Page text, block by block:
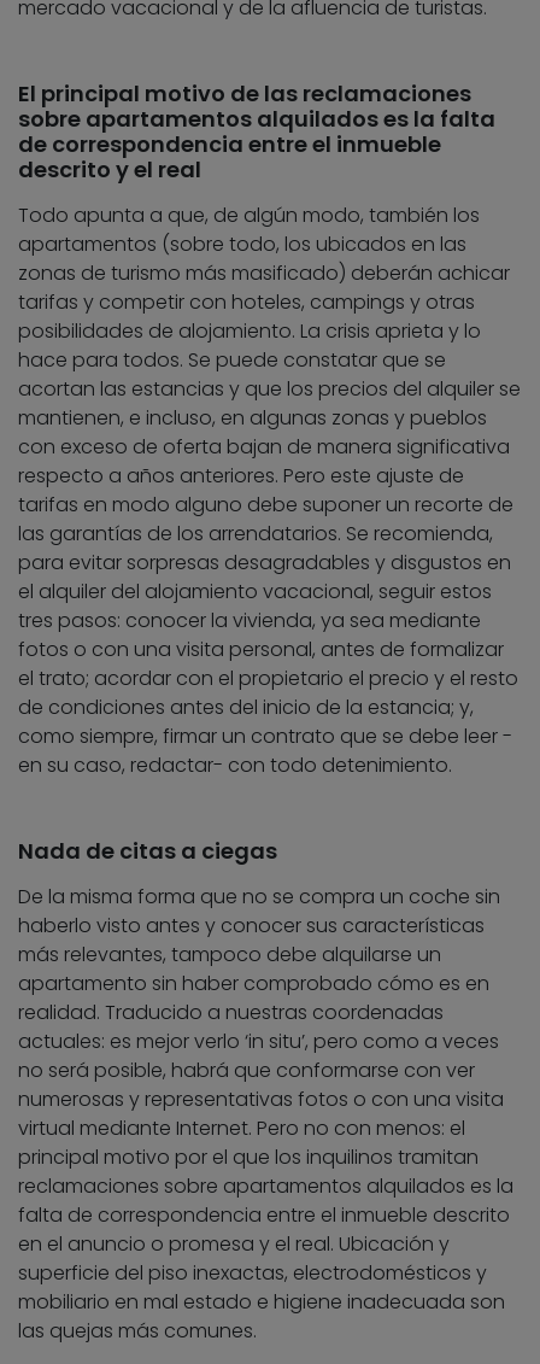
mercado vacacional y de la afluencia de turistas.
El principal motivo de las reclamaciones
sobre apartamentos alquilados es la falta
de correspondencia entre el inmueble
descrito y el real
Todo apunta a que, de algún modo, también los
apartamentos (sobre todo, los ubicados en las
zonas de turismo más masificado) deberán achicar
tarifas y competir con hoteles, campings y otras
posibilidades de alojamiento. La crisis aprieta y lo
hace para todos. Se puede constatar que se
acortan las estancias y que los precios del alquiler se
mantienen, e incluso, en algunas zonas y pueblos
con exceso de oferta bajan de manera significativa
respecto a años anteriores. Pero este ajuste de
tarifas en modo alguno debe suponer un recorte de
las garantías de los arrendatarios. Se recomienda,
para evitar sorpresas desagradables y disgustos en
el alquiler del alojamiento vacacional, seguir estos
tres pasos: conocer la vivienda, ya sea mediante
fotos o con una visita personal, antes de formalizar
el trato; acordar con el propietario el precio y el resto
de condiciones antes del inicio de la estancia; y,
como siempre, firmar un contrato que se debe leer -
en su caso, redactar- con todo detenimiento.
Nada de citas a ciegas
De la misma forma que no se compra un coche sin
haberlo visto antes y conocer sus características
más relevantes, tampoco debe alquilarse un
apartamento sin haber comprobado cómo es en
realidad. Traducido a nuestras coordenadas
actuales: es mejor verlo ‘in situ’, pero como a veces
no será posible, habrá que conformarse con ver
numerosas y representativas fotos o con una visita
virtual mediante Internet. Pero no con menos: el
principal motivo por el que los inquilinos tramitan
reclamaciones sobre apartamentos alquilados es la
falta de correspondencia entre el inmueble descrito
en el anuncio o promesa y el real. Ubicación y
superficie del piso inexactas, electrodomésticos y
mobiliario en mal estado e higiene inadecuada son
las quejas más comunes.